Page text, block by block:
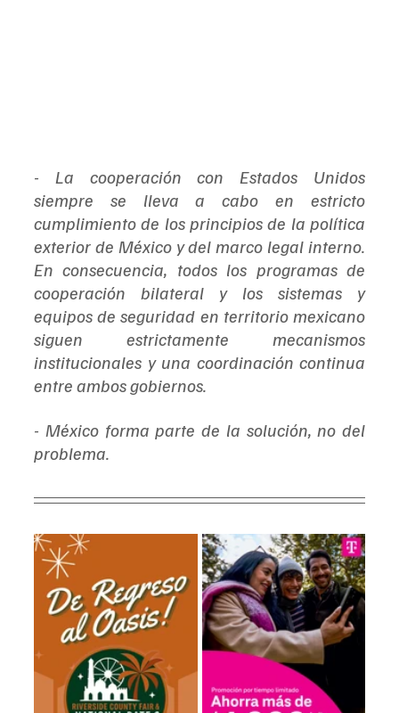
- La cooperación con Estados Unidos
siempre se lleva a cabo en estricto
cumplimiento de los principios de la política
exterior de México y del marco legal interno.
En consecuencia, todos los programas de
cooperación bilateral y los sistemas y
equipos de seguridad en territorio mexicano
siguen estrictamente mecanismos
institucionales y una coordinación continua
entre ambos gobiernos.
- México forma parte de la solución, no del
problema.